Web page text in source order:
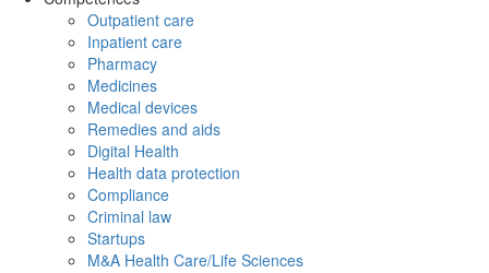
Outpatient care
Inpatient care
Pharmacy
Medicines
Medical devices
Remedies and aids
Digital Health
Health data protection
Compliance
Criminal law
Startups
M&A Health Care/Life Sciences